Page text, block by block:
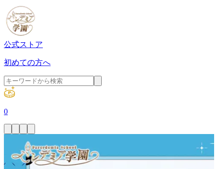
公式ストア
初めての方へ
0